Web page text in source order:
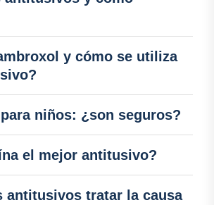
y cómo se utiliza
niños: ¿son seguros?
el mejor antitusivo?
antitusivos tratar la causa